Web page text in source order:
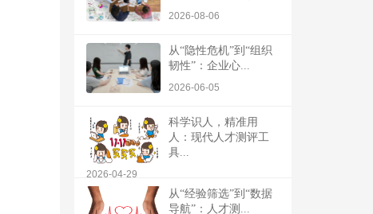
2026-08-06
从“隐性危机”到“组织
韧性”：企业心...
2026-06-05
科学识人，精准用
人：现代人才测评工
具...
2026-04-29
从“经验筛选”到“数据
导航”：人才测...